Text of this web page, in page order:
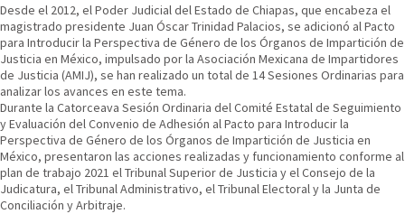
Desde el 2012, el Poder Judicial del Estado de Chiapas, que encabeza el
magistrado presidente Juan Óscar Trinidad Palacios, se adicionó al Pacto
para Introducir la Perspectiva de Género de los Órganos de Impartición de
Justicia en México, impulsado por la Asociación Mexicana de Impartidores
de Justicia (AMIJ), se han realizado un total de 14 Sesiones Ordinarias para
analizar los avances en este tema.
Durante la Catorceava Sesión Ordinaria del Comité Estatal de Seguimiento
y Evaluación del Convenio de Adhesión al Pacto para Introducir la
Perspectiva de Género de los Órganos de Impartición de Justicia en
México, presentaron las acciones realizadas y funcionamiento conforme al
plan de trabajo 2021 el Tribunal Superior de Justicia y el Consejo de la
Judicatura, el Tribunal Administrativo, el Tribunal Electoral y la Junta de
Conciliación y Arbitraje.